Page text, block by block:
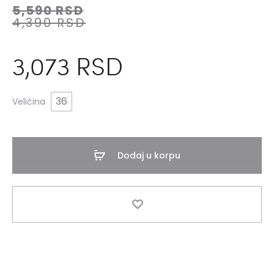
5,590RSD
4,390RSD
3,073 RSD
Veličina 36
Dodaj u korpu